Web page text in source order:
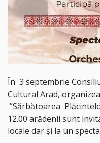
În 3 septembrie
Cultural Arad,
”Sărbătoarea
12.00 arădenii sunt
locale dar și la un